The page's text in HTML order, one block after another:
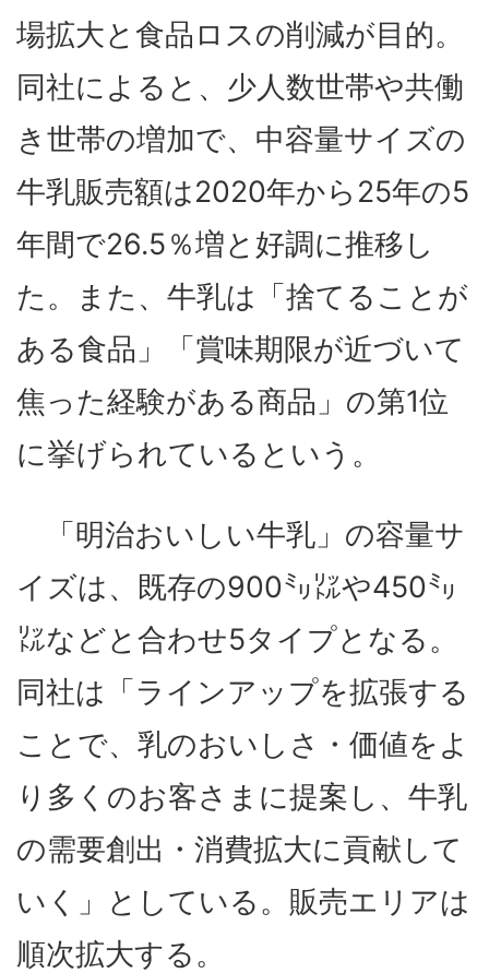
場拡大と食品ロスの削減が目的。
同社によると、少人数世帯や共働
き世帯の増加で、中容量サイズの
牛乳販売額は2020年から25年の5
年間で26.5％増と好調に推移し
た。また、牛乳は「捨てることが
ある食品」「賞味期限が近づいて
焦った経験がある商品」の第1位
に挙げられているという。
「明治おいしい牛乳」の容量サ
イズは、既存の900㍉㍑や450㍉
㍑などと合わせ5タイプとなる。
同社は「ラインアップを拡張する
ことで、乳のおいしさ・価値をよ
り多くのお客さまに提案し、牛乳
の需要創出・消費拡大に貢献して
いく」としている。販売エリアは
順次拡大する。